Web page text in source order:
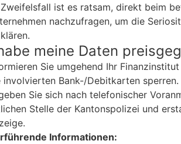
ist es ratsam, direkt beim
nachzufragen, um die
meine Daten
Sie umgehend Ihr
involvierten Bank-/Debitkarten sperren.
Sie sich nach telefonischer
Stelle der Kantonspolizei und
Informationen: